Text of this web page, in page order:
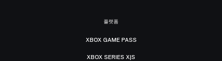
플랫폼
XBOX GAME PASS
XBOX SERIES X|S